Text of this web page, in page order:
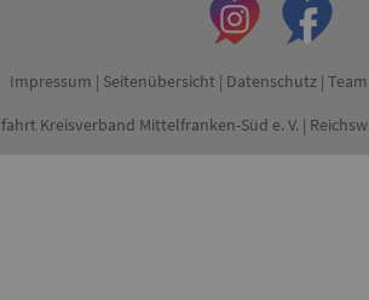
Impressum | Seitenübersicht| Datenschutz|
Kreisverband Mittelfranken-Süd e. V. |